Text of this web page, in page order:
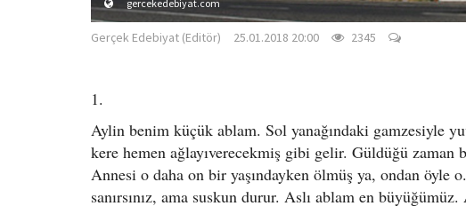
gercekedebiyat.com
Gerçek Edebiyat (Editör) 25.01.2018 20:00 2345
1.
Aylin benim küçük ablam. Sol yanağındaki gamzesiyle
kere hemen ağlayıverecekmiş gibi gelir. Güldüğü zaman
Annesi o daha on bir yaşındayken ölmüş ya, ondan öyle
sanırsınız, ama suskun durur. Aslı ablam en